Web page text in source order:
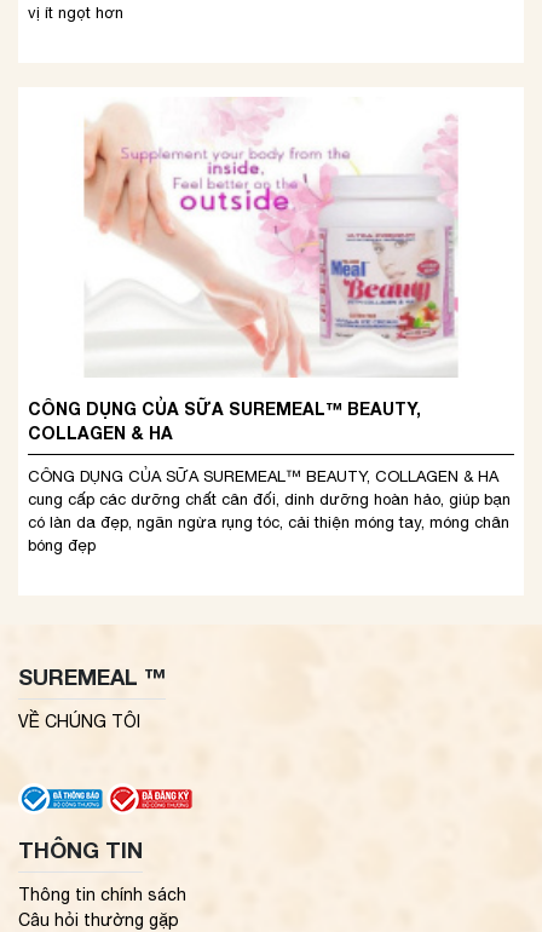
vị ít ngọt hơn
CÔNG DỤNG CỦA SỮA SUREMEAL™ BEAUTY,
COLLAGEN & HA
CÔNG DỤNG CỦA SỮA SUREMEAL™ BEAUTY, COLLAGEN & HA
cung cấp các dưỡng chất cân đối, dinh dưỡng hoàn hảo, giúp bạn
có làn da đẹp, ngăn ngừa rụng tóc, cải thiện móng tay, móng chân
bóng đẹp
SUREMEAL ™
VỀ CHÚNG TÔI
THÔNG TIN
Thông tin chính sách
Câu hỏi thường gặp